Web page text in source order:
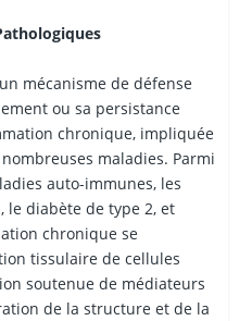
mécanisme de défense
ou sa persistance
chronique, impliquée
maladies. Parmi
auto-immunes, les
le diabète de type 2, et
chronique se
tissulaire de cellules
soutenue de médiateurs
de la structure et de la